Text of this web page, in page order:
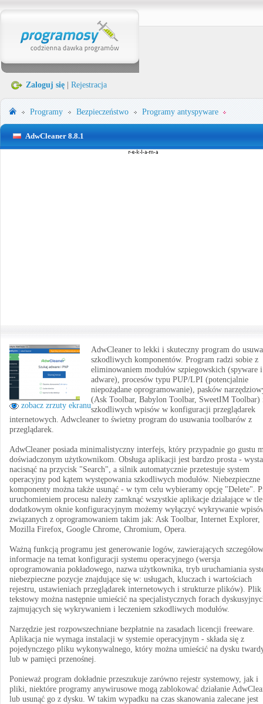
Zaloguj się Rejestracja
Programy Bezpieczeństwo Programy antyspyware
AdwCleaner 8.8.1
zobacz zrzuty ekranu
AdwCleaner to lekki i skuteczny program do
szkodliwych komponentów. Program radzi sobie z
eliminowaniem modułów szpiegowskich (spyware i
adware), procesów typu PUP/LPI (potencjalnie
niepożądane oprogramowanie), pasków
(Ask Toolbar, Babylon Toolbar, SweetIM Toolbar)
szkodliwych wpisów w konfiguracji przeglądarek
internetowych. Adwcleaner to świetny program do usuwania toolbarów z
przeglądarek.
AdwCleaner posiada minimalistyczny interfejs, który przypadnie go gustu
doświadczonym użytkownikom. Obsługa aplikacji jest bardzo prosta -
nacisnąć na przycisk "Search", a silnik automatycznie przetestuje system
operacyjny pod kątem występowania szkodliwych modułów. Niebezpieczne
komponenty można także usunąć - w tym celu wybieramy opcję "Delete".
uruchomieniem procesu należy zamknąć wszystkie aplikacje działające w
dodatkowym oknie konfiguracyjnym możemy wyłączyć wykrywanie
związanych z oprogramowaniem takim jak: Ask Toolbar, Internet Explorer,
Mozilla Firefox, Google Chrome, Chromium, Opera.
Ważną funkcją programu jest generowanie logów, zawierających
informacje na temat konfiguracji systemu operacyjnego (wersja
oprogramowania pokładowego, nazwa użytkownika, tryb uruchamiania
niebezpieczne pozycje znajdujące się w: usługach, kluczach i wartościach
rejestru, ustawieniach przeglądarek internetowych i strukturze plików). Plik
tekstowy można następnie umieścić na specjalistycznych forach
zajmujących się wykrywaniem i leczeniem szkodliwych modułów.
Narzędzie jest rozpowszechniane bezpłatnie na zasadach licencji freeware.
Aplikacja nie wymaga instalacji w systemie operacyjnym - składa się z
pojedynczego pliku wykonywalnego, który można umieścić na dysku
lub w pamięci przenośnej.
Ponieważ program dokładnie przeszukuje zarówno rejestr systemowy, jak i
pliki, niektóre programy anywirusowe mogą zablokować działanie
lub usunąć go z dysku. W takim wypadku na czas skanowania zalecane jest